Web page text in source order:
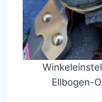
Ellbogen-